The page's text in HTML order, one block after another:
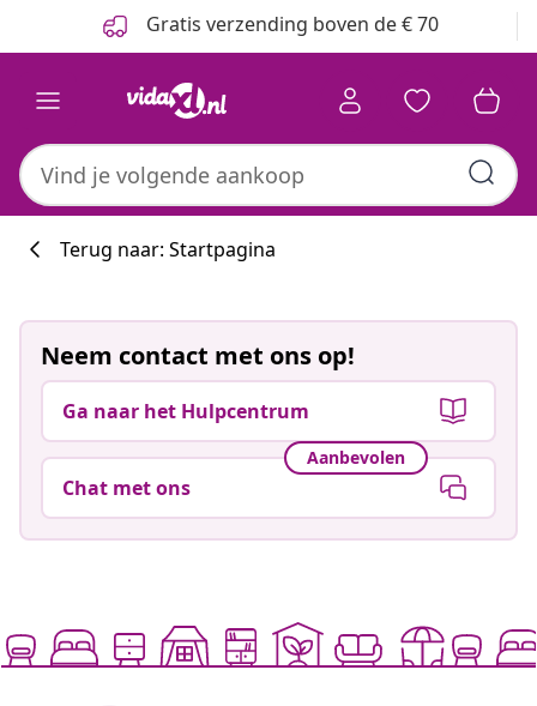
Gratis verzending boven de € 70
Terug naar: Startpagina
Neem contact met ons op!
Ga naar het Hulpcentrum
Aanbevolen
Chat met ons